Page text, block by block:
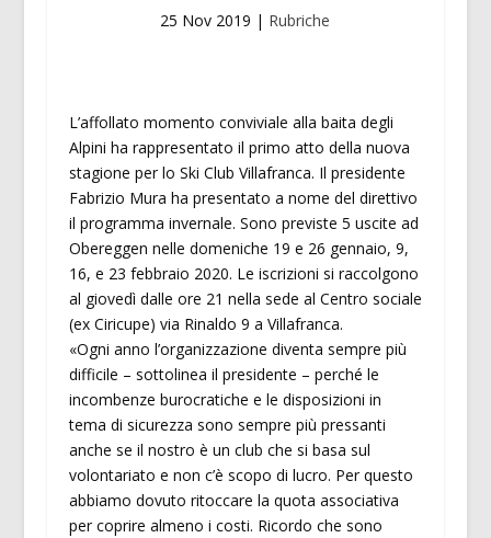
25 Nov 2019 | Rubriche
L’affollato momento conviviale alla baita degli
Alpini ha rappresentato il primo atto della nuova
stagione per lo Ski Club Villafranca. Il presidente
Fabrizio Mura ha presentato a nome del direttivo
il programma invernale. Sono previste 5 uscite ad
Obereggen nelle domeniche 19 e 26 gennaio, 9,
16, e 23 febbraio 2020. Le iscrizioni si raccolgono
al giovedì dalle ore 21 nella sede al Centro sociale
(ex Ciricupe) via Rinaldo 9 a Villafranca.
«Ogni anno l’organizzazione diventa sempre più
difficile – sottolinea il presidente – perché le
incombenze burocratiche e le disposizioni in
tema di sicurezza sono sempre più pressanti
anche se il nostro è un club che si basa sul
volontariato e non c’è scopo di lucro. Per questo
abbiamo dovuto ritoccare la quota associativa
per coprire almeno i costi. Ricordo che sono